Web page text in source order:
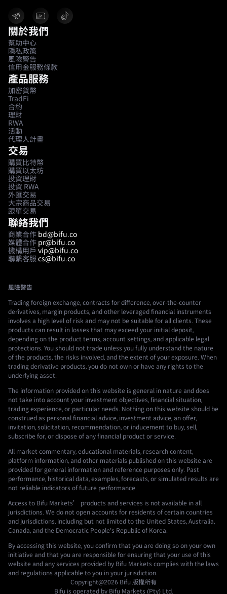
關於我們
幫助中心
隱私政策
風險警告
信用金服務條款
產品服務
加密貨幣
TradFi
合約
理財
RWA
活動
代理人計畫
交易
購買比特幣
購買以太坊
投資理財
投資 RWA
外匯交易
大宗商品交易
跟單交易
聯絡我們
商業合作 bd@bifu.co
媒體合作 pr@bifu.co
機構用戶 vip@bifu.co
聯繫客服 cs@bifu.co
風險警告
Trading foreign exchange, contracts for difference, over-the-counter
derivatives, margin products, and other leveraged financial instruments
involves a high level of risk and may not be suitable for all clients. These
products can result in losses that may exceed your initial deposit,
depending on the product terms, account settings, and applicable legal
protections. You should not trade unless you fully understand the nature
of the products, the risks involved, and the extent of your exposure. When
trading derivative products, you do not own or have any rights to the
underlying asset.
The information provided on this website is general in nature and does
not take into account your investment objectives, financial situation,
trading experience, or particular needs. Nothing on this website should be
construed as personal financial advice, investment advice, an offer,
invitation, solicitation, recommendation, or inducement to buy, sell,
subscribe for, or dispose of any financial product or service.
All market commentary, educational materials, research content,
platform information, and other materials published on this website are
provided for general information and reference purposes only. Past
performance, historical data, examples, forecasts, or simulated results are
not reliable indicators of future performance.
Access to Bifu Markets’ products and services is not available in all
jurisdictions. We do not open accounts for residents of certain countries
and jurisdictions, including but not limited to the United States, Australia,
Canada, and the Democratic People's Republic of Korea.
By accessing this website, you confirm that you are doing so on your own
initiative and that you are responsible for ensuring that your use of this
website and any services provided by Bifu Markets complies with the laws
and regulations applicable to you in your jurisdiction.
Copyright@2026 Bifu 版權所有
Bifu is operated by Bifu Markets (Pty) Ltd.